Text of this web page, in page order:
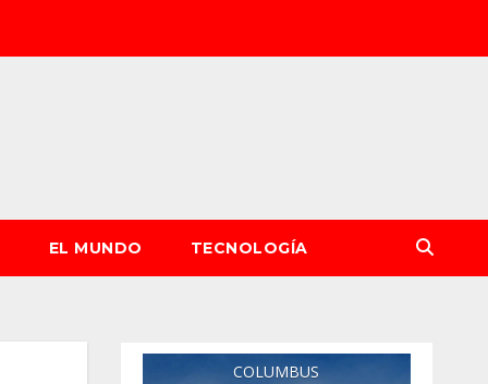
EL MUNDO TECNOLOGÍA
COLUMBUS